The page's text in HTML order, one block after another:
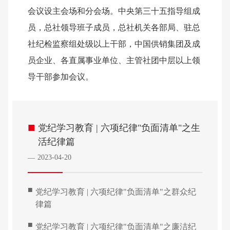
会议设主会场和分会场。中央第三十五指导组成
员，总社领导班子成员，总社机关各部局、驻总
社纪检监察组处级以上干部，中国供销集团及成
员企业、各直属事业单位、主管社团中层以上领
导干部参加会议。
■ 党纪学习教育 | 六项纪律"负面清单"之生
活纪律篇
— 2023-04-20
■ 党纪学习教育 | 六项纪律"负面清单"之群众纪
律篇
■ 党纪学习教育 | 六项纪律"负面清单"之廉洁纪